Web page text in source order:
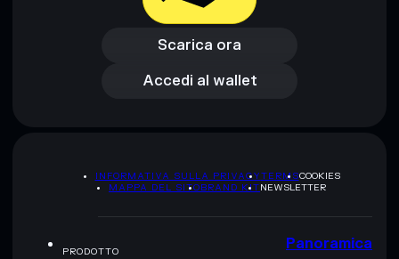
Scarica ora
Scarica ora
Accedi al wallet
Accedi al wallet
INFORMATIVA SULLA PRIVACYTERMSCOOKIES
MAPPA DEL SITOBRAND KITNEWSLETTER
PRODOTTO Panoramica